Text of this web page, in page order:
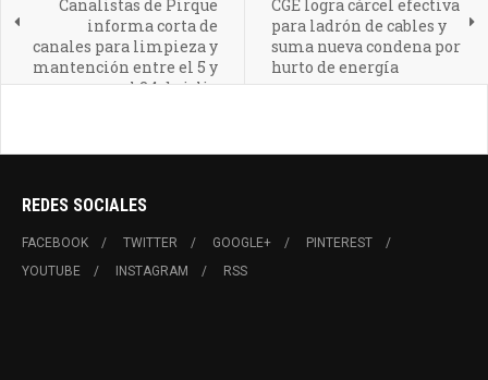
Canalistas de Pirque
informa corta de
canales para limpieza y
mantención entre el 5 y
el 24 de julio
CGE logra cárcel efectiva
para ladrón de cables y
suma nueva condena por
hurto de energía
REDES SOCIALES
FACEBOOK TWITTER GOOGLE+
PINTEREST
YOUTUBE
INSTAGRAM RSS